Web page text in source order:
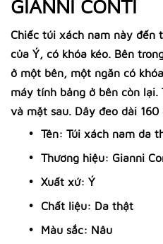
GIANNI CONTI
Chiếc túi xách nam này đến
của Ý, có khóa kéo. Bên
ở một bên, một ngăn có
máy tính bảng ở bên còn lại.
và mặt sau. Dây đeo dài 160
Tên: Túi xách nam da
Thương hiệu: Gianni
Xuất xứ: Ý
Chất liệu: Da thật
Màu sắc: Nâu